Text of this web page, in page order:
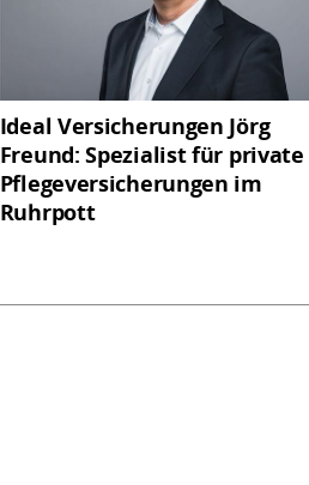
Ideal Versicherungen Jörg
Freund: Spezialist für private
Pflegeversicherungen im
Ruhrpott